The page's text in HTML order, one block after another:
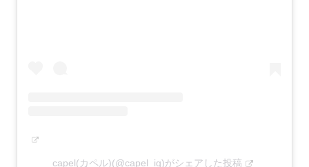
capel(カペル)(@capel_ig)がシェアした投稿